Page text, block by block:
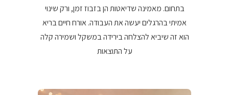
בתחום. מאמינה שדיאטות הן בזבוז זמן, ורק שינוי
אמיתי בהרגלים יעשה את העבודה. אורח חיים בריא
הוא זה שיביא להצלחה בירידה במשקל ושמירה קלה
על התוצאות